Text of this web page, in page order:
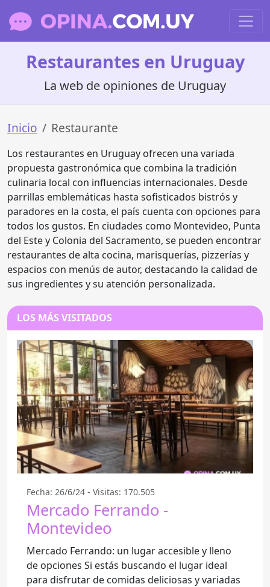
Restaurantes en Uruguay
La web de opiniones de Uruguay
Inicio Restaurante
Los restaurantes en Uruguay ofrecen una variada
propuesta gastronómica que combina la tradición
culinaria local con influencias internacionales. Desde
parrillas emblemáticas hasta sofisticados bistrós y
paradores en la costa, el país cuenta con opciones para
todos los gustos. En ciudades como Montevideo, Punta
del Este y Colonia del Sacramento, se pueden encontrar
restaurantes de alta cocina, marisquerías, pizzerías y
espacios con menús de autor, destacando la calidad de
sus ingredientes y su atención personalizada.
LOS MÁS VISITADOS
Fecha: 26/6/24 - Visitas: 170.505
Mercado Ferrando -
Montevideo
Mercado Ferrando: un lugar accesible y lleno
de opciones Si estás buscando el lugar ideal
para disfrutar de comidas deliciosas y variadas